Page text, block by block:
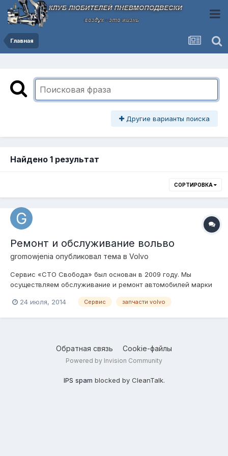
Главная
Другие варианты поиска
Найдено 1 результат
СОРТИРОВКА
Ремонт и обслуживание вольво
gromowjenia опубликовал тема в Volvo
Сервис «СТО Свобода» был основан в 2009 году. Мы
осуществляем обслуживание и ремонт автомобилей марки
регламентные работы по техобслуживанию Volvo в полном
24 июля, 2014 Сервис запчасти volvo
Обратная связь Cookie-файлы
Powered by Invision Community
IPS spam blocked by CleanTalk.